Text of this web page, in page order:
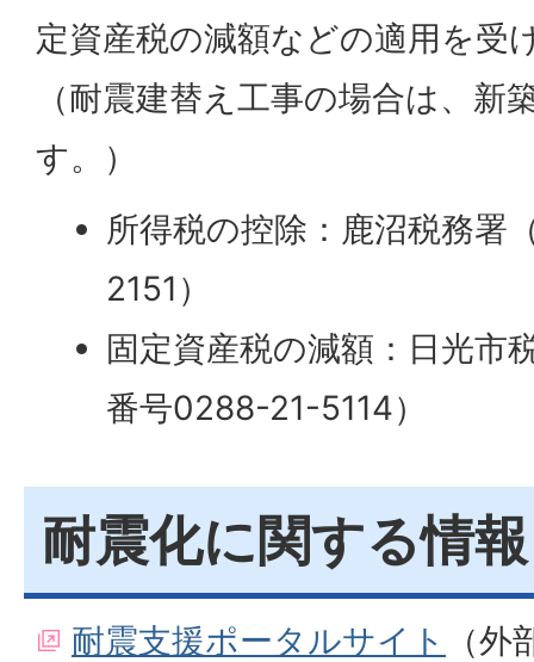
定資産税の減額などの適用を受
（耐震建替え工事の場合は、新
す。）
所得税の控除：鹿沼税務
2151）
固定資産税の減額：日光市
番号0288-21-5114）
耐震化に関する情報
耐震支援ポータルサイト
（